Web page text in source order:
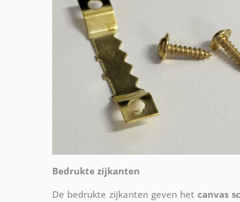
Bedrukte zijkanten
De bedrukte zijkanten geven hetcanvas